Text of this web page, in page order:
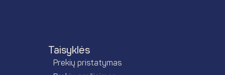
Taisyklės
Prekių pristatymas